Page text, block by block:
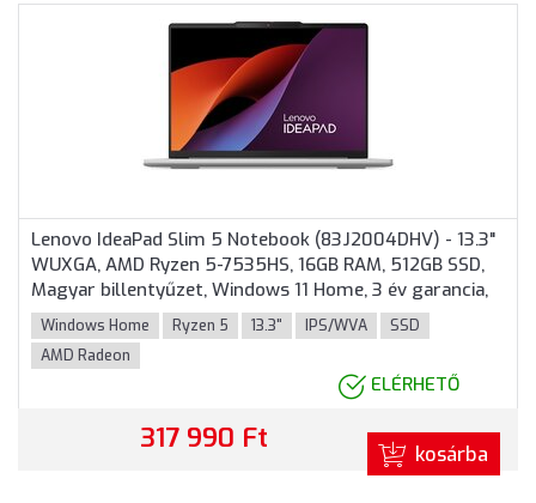
Lenovo IdeaPad Slim 5 Notebook (83J2004DHV) - 13.3"
WUXGA, AMD Ryzen 5-7535HS, 16GB RAM, 512GB SSD,
Magyar billentyűzet, Windows 11 Home, 3 év garancia,
Szürke színben
Windows Home Ryzen 5 13.3" IPS/WVA
SSD
AMD Radeon
ELÉRHETŐ
317 990 Ft kosárba